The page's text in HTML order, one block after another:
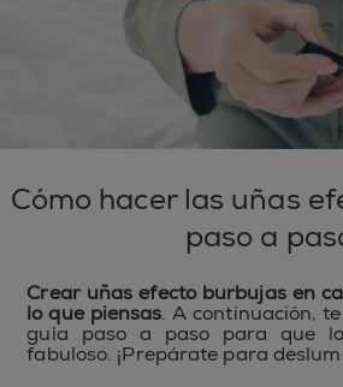
Cómo hacer las uñas
paso a
Crear uñas efecto burbujas en
lo que piensas. A continuación,
guía paso a paso para que
fabuloso. ¡Prepárate para